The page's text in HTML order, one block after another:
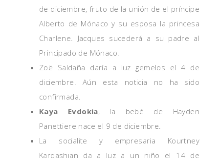
de diciembre, fruto de la unión de el príncipe
Alberto de Mónaco y su esposa la princesa
Charlene. Jacques sucederá a su padre al
Principado de Mónaco.
Zoë Saldaña daría a luz gemelos el 4 de
diciembre. Aún esta noticia no ha sido
confirmada.
Kaya Evdokia, la bebé de Hayden
Panettiere nace el 9 de diciembre.
La socialite y empresaria Kourtney
Kardashian da a luz a un niño el 14 de